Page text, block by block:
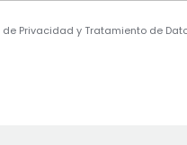
Privacidad y Tratamiento de